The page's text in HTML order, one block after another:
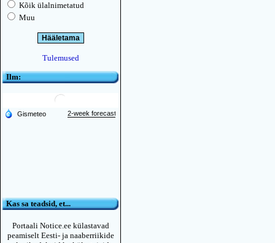
Kõik ülalnimetatud
Muu
Tulemused
Ilm:
Kas sa teadsid, et...
Portaali Notice.ee külastavad
peamiselt Eesti- ja naaberriikide